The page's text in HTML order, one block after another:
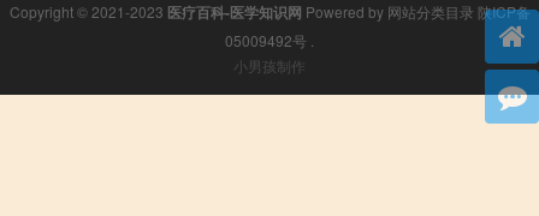
Copyright © 2021-2023 医疗百科-医学知识网 Powered by 网站分类目录 陕ICP备
05009492号
小男孩制作